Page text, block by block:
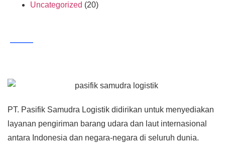
Uncategorized (20)
PT. Pasifik Samudra Logistik didirikan untuk menyediakan
layanan pengiriman barang udara dan laut internasional
antara Indonesia dan negara-negara di seluruh dunia.